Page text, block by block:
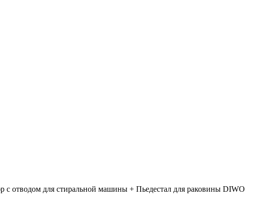
отводом для стиральной машины + Пьедестал для раковины DIWO